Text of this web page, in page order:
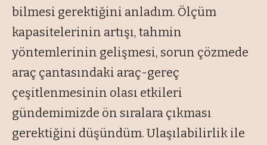
bilmesi gerektiğini anladım. Ölçüm
kapasitelerinin artışı, tahmin
yöntemlerinin gelişmesi, sorun çözmede
araç çantasındaki araç-gereç
çeşitlenmesinin olası etkileri
gündemimizde ön sıralara çıkması
gerektiğini düşündüm. Ulaşılabilirlik ile